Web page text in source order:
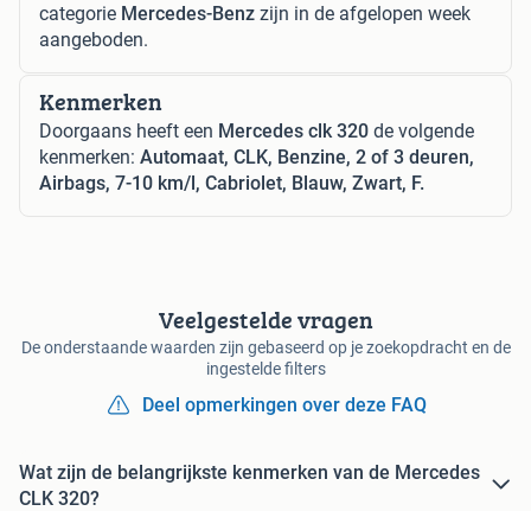
categorie Mercedes-Benz zijn in de afgelopen week
aangeboden.
Kenmerken
Doorgaans heeft een Mercedes clk 320 de volgende
kenmerken: Automaat, CLK, Benzine, 2 of 3 deuren,
Airbags, 7-10 km/l, Cabriolet, Blauw, Zwart, F.
Veelgestelde vragen
De onderstaande waarden zijn gebaseerd op je zoekopdracht en de
ingestelde filters
Deel opmerkingen over deze FAQ
Wat zijn de belangrijkste kenmerken van de Mercedes
CLK 320?